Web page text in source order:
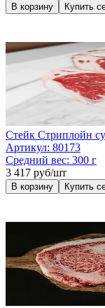
В корзину Купить
Стейк Стриплойн
Артикул: 80173
Средний вес: 300 г
3 417 руб/шт
В корзину Купить